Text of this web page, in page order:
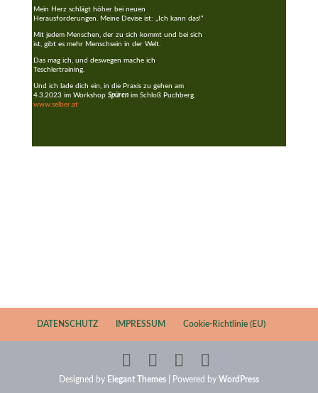
Mein Herz schlägt höher bei neuen
Herausforderungen. Meine Devise ist: „Ich kann das!“
Mit jedem Menschen, der zu sich kommt und bei sich
ist, gibt es mehr Menschsein in der Welt.
Das mag ich, und deswegen mache ich
Teschlertraining.
Und ich lade dich ein, in die Praxis zu gehen am
4.3.2023 im Workshop Spürenim Schloß Puchberg.
www.selber.at
DATENSCHUTZ IMPRESSUM Cookie-Richtlinie (EU)
Designed by Elegant Themes| Powered by WordPress